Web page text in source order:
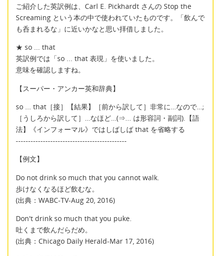
ご紹介した英訳例は、Carl E. Pickhardt さんの Stop the
Screaming という本の中で使われていたものです。「飲んで
も呑まれるな」に近いかなと思い拝借しました。
★ so ... that
英訳例では「so ... that 表現」を使いました。
意味を確認しますね。
【スーパー・アンカー英和辞典】
so ... that［接］【結果】［前から訳して］非常に…なので…;
［うしろから訳して］…なほど…(⇒... は形容詞・副詞).【語
法】《インフォーマル》ではしばしば that を省略する
---------------------------------------------
【例文】
Do not drink so much that you cannot walk.
歩けなくなるほど飲むな。
(出典：WABC-TV-Aug 20, 2016)
Don't drink so much that you puke.
吐くまで飲んだらだめ。
(出典：Chicago Daily Herald-Mar 17, 2016)